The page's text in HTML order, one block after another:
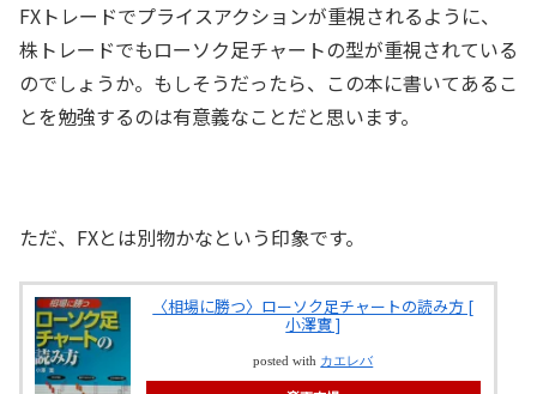
FXトレードでプライスアクションが重視されるように、
株トレードでもローソク足チャートの型が重視されている
のでしょうか。もしそうだったら、この本に書いてあるこ
とを勉強するのは有意義なことだと思います。
ただ、FXとは別物かなという印象です。
〈相場に勝つ〉ローソク足チャートの読み方 [
小澤實 ]
posted with カエレバ